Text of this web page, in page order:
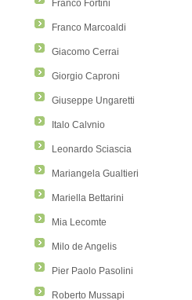
Franco Fortini
Franco Marcoaldi
Giacomo Cerrai
Giorgio Caproni
Giuseppe Ungaretti
Italo Calvnio
Leonardo Sciascia
Mariangela Gualtieri
Mariella Bettarini
Mia Lecomte
Milo de Angelis
Pier Paolo Pasolini
Roberto Mussapi